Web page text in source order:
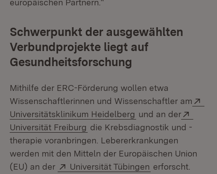
europäischen Partnern.“
Schwerpunkt der ausgewählten
Verbundprojekte liegt auf
Gesundheitsforschung
Mithilfe der ERC-Förderung wollen etwa
Wissenschaftlerinnen und Wissenschaftler am
Universitätsklinikum Heidelberg (Öffnet in neuem
und an der
Universität Freiburg (Öffnet in neuem Fenster)
die Krebsdiagnostik und -
therapie voranbringen. Lebererkrankungen
werden mit den Mitteln der Europäischen Union
(EU) an der
Extern:
Universität Tübingen (Öffnet in
erforscht.